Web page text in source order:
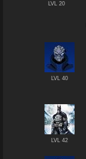
LVL 20
LVL 40
LVL 42